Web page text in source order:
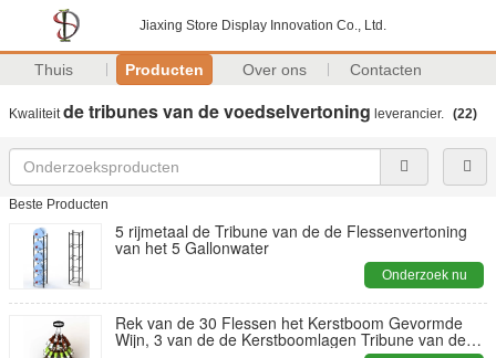
Jiaxing Store Display Innovation Co., Ltd.
Thuis Producten Over ons Contacten
Kwaliteitde tribunes van de voedselvertoning leverancier. (22)
Beste Producten
5 rijmetaal de Tribune van de de Flessenvertoning
van het 5 Gallonwater
Onderzoek nu
Rek van de 30 Flessen het Kerstboom Gevormde
Wijn, 3 van de de Kerstboomlagen Tribune van de